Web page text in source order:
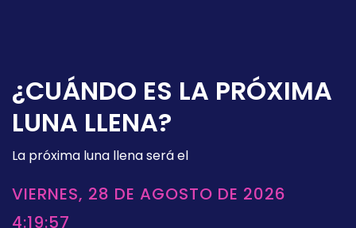
¿CUÁNDO ES LA PRÓXIMA
LUNA LLENA?
La próxima luna llena será el
VIERNES, 28 DE AGOSTO DE 2026
4:19:57